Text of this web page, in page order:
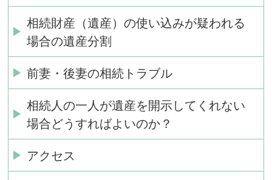
相続財産（遺産）の使い込みが疑われる
場合の遺産分割
前妻・後妻の相続トラブル
相続人の一人が遺産を開示してくれない
場合どうすればよいのか？
アクセス